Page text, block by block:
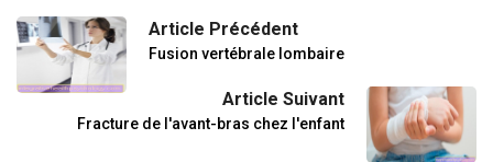
Article Précédent
Fusion vertébrale lombaire
Article Suivant
Fracture de l'avant-bras chez l'enfant